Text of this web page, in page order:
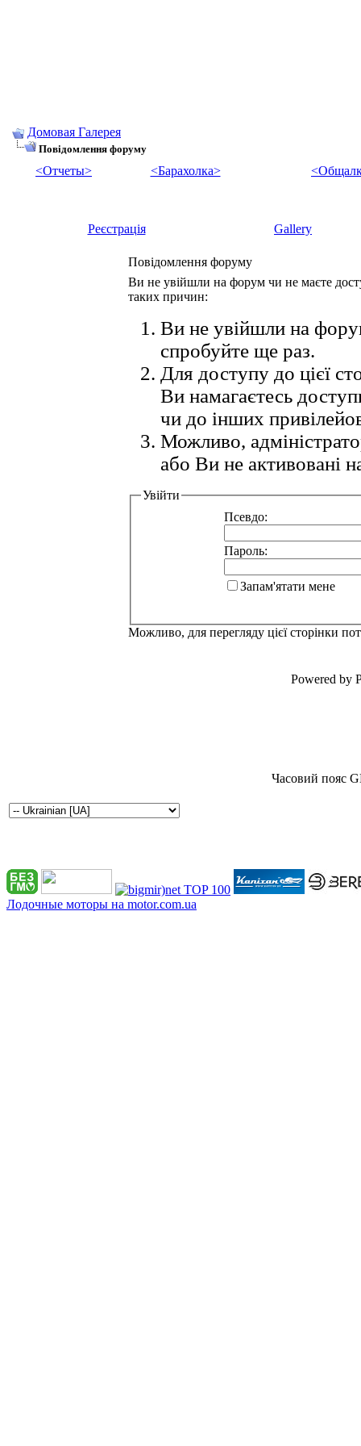
Домовая Галерея
Повідомлення форуму
<Отчеты> <Барахолка>
Реєстрація Gallery
Повідомлення форуму
Ви не увійшли на форум чи не маєте
таких причин:
Ви не увійшли на
спробуйте ще раз.
Для доступу до цієї
Ви намагаєтесь
чи до інших
Можливо,
або Ви не активовані
Увійти
Псевдо:
Пароль:
Запам'ятати мене
Можливо, для перегляду цієї сторінки
Powered by
Часовий пояс
Лодочные моторы на motor.com.ua